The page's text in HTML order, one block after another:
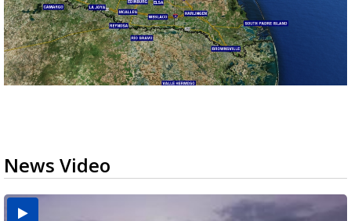
News Video